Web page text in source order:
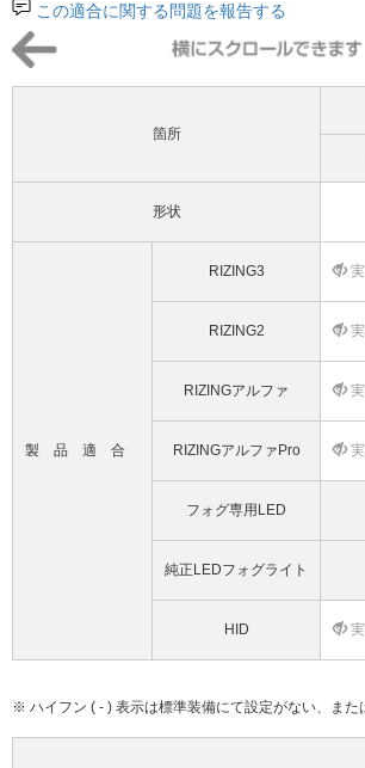
この適合に関する問題を報告する
箇所
形状
製品適合
RIZING3
RIZING2
RIZINGアルファ
RIZINGアルファPro
フォグ専用LED
純正LEDフォグライト
HID
※ ハイフン ( - ) 表示は標準装備にて設定がない、また